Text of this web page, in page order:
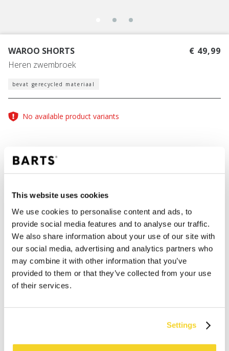
This website uses cookies
We use cookies to personalise content and ads, to
provide social media features and to analyse our traffic.
We also share information about your use of our site with
our social media, advertising and analytics partners who
may combine it with other information that you’ve
provided to them or that they’ve collected from your use
of their services.
Settings
WAROO SHORTS
Heren zwembroek
€ 49,99
bevat gerecycled materiaal
No available product variants
Vind jouw maat
KLEUR denim
IN WINKELWAGEN
Bestellingen die op werkdagen vóór 12:00 uur
worden geplaatst, worden dezelfde dag verzonden